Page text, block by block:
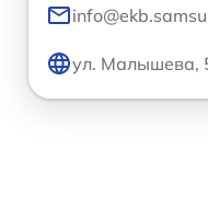
ул. Малышева,